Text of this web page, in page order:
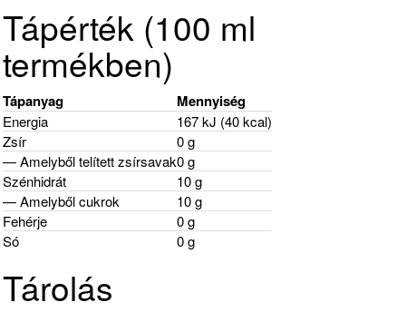
Tápérték (100 ml
termékben)
Tápanyag Mennyiség
Energia
167 kJ (40 kcal)
Zsír
0 g
— Amelyből telített zsírsavak0 g
Szénhidrát
10 g
— Amelyből cukrok
10 g
Fehérje
0 g
Só
0 g
Tárolás